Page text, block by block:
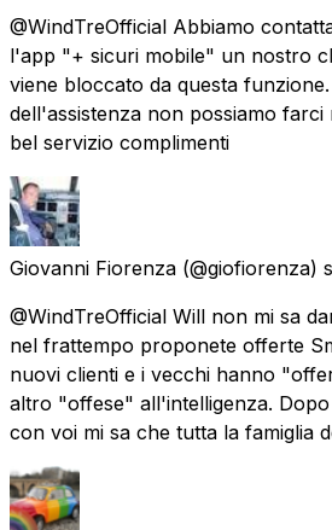
@WindTreOfficial Abbiamo
l'app "+ sicuri mobile" un nostro
viene bloccato da questa
dell'assistenza non possiamo farci
bel servizio complimenti
Giovanni Fiorenza (@giofiorenza)
@WindTreOfficial Will non mi sa
nel frattempo proponete offerte
nuovi clienti e i vecchi hanno
altro "offese" all'intelligenza.
con voi mi sa che tutta la famiglia